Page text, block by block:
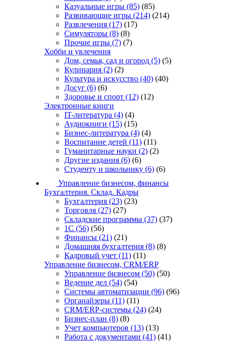
Казуальные игры (85) (85)
Развивающие игры (214) (214)
Развлечения (17) (17)
Симуляторы (8) (8)
Прочие игры (7) (7)
Хобби и увлечения
Дом, семья, сад и огород (5) (5)
Кулинария (2) (2)
Культура и искусство (40) (40)
Досуг (6) (6)
Здоровье и спорт (12) (12)
Электронные книги
IT-литература (4) (4)
Аудиокниги (15) (15)
Бизнес-литература (4) (4)
Воспитание детей (11) (11)
Гуманитарные науки (2) (2)
Другие издания (6) (6)
Студенту и школьнику (6) (6)
Управление бизнесом, финансы
Бухгалтерия. Склад. Кадры
Бухгалтерия (23) (23)
Торговля (27) (27)
Складские программы (37) (37)
1С (56) (56)
Финансы (21) (21)
Домашняя бухгалтерия (8) (8)
Кадровый учет (11) (11)
Управление бизнесом, CRM/ERP
Управление бизнесом (50) (50)
Ведение дел (54) (54)
Системы автоматизации (96) (96)
Органайзеры (11) (11)
CRM/ERP-системы (24) (24)
Бизнес-план (8) (8)
Учет компьютеров (13) (13)
Работа с документами (41) (41)